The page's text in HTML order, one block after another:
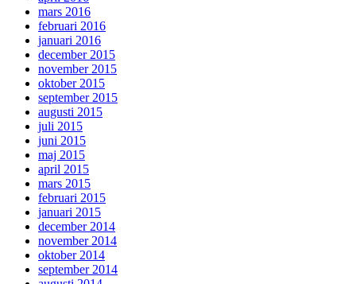
mars 2016
februari 2016
januari 2016
december 2015
november 2015
oktober 2015
september 2015
augusti 2015
juli 2015
juni 2015
maj 2015
april 2015
mars 2015
februari 2015
januari 2015
december 2014
november 2014
oktober 2014
september 2014